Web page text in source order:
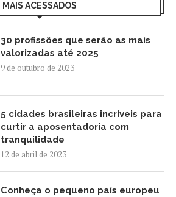
MAIS ACESSADOS
30 profissões que serão as mais
valorizadas até 2025
9 de outubro de 2023
5 cidades brasileiras incríveis para
curtir a aposentadoria com
tranquilidade
12 de abril de 2023
Conheça o pequeno país europeu